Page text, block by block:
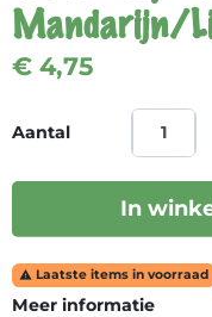
Mandarijn/
€ 4,75
Aantal
In
 Laatste items in voorraad
Meer informatie